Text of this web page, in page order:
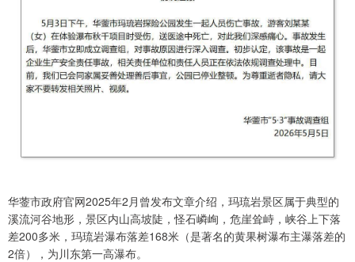
华蓥市政府官网2025年2月曾发布文章介绍，玛琉岩景区属于典型的
溪流河谷地形，景区内山高坡陡，怪石嶙峋，危崖耸峙，峡谷上下落
差200多米，玛琉岩瀑布落差168米（是著名的黄果树瀑布主瀑落差的
2倍），为川东第一高瀑布。